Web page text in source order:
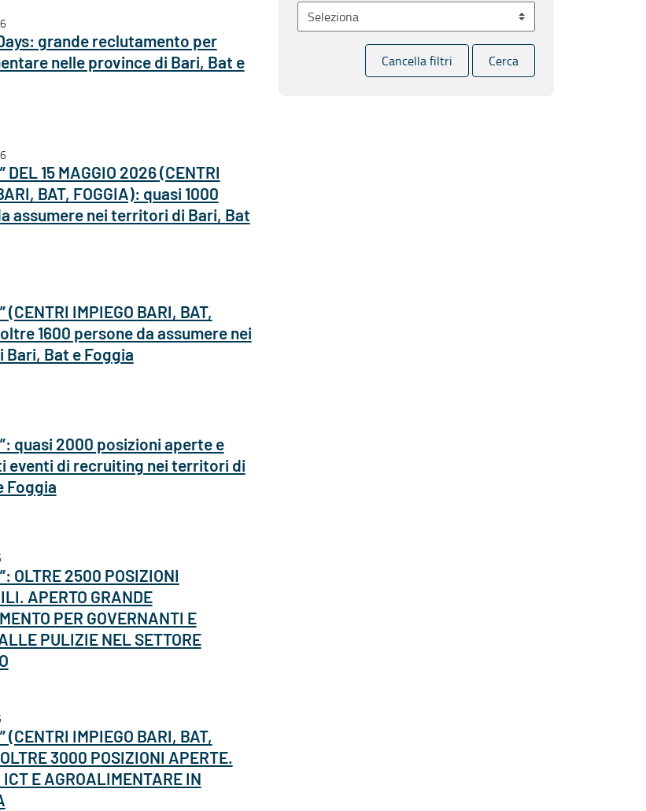
grande reclutamento per
nelle province di Bari, Bat e
DEL 15 MAGGIO 2026 (CENTRI
BAT, FOGGIA): quasi 1000
assumere nei territori di Bari, Bat
(CENTRI IMPIEGO BARI, BAT,
oltre 1600 persone da assumere nei
Bat e Foggia
quasi 2000 posizioni aperte e
eventi di recruiting nei territori di
Foggia
OLTRE 2500 POSIZIONI
APERTO GRANDE
PER GOVERNANTI E
PULIZIE NEL SETTORE
(CENTRI IMPIEGO BARI, BAT,
3000 POSIZIONI APERTE.
ICT E AGROALIMENTARE IN
Cancella filtri Cerca